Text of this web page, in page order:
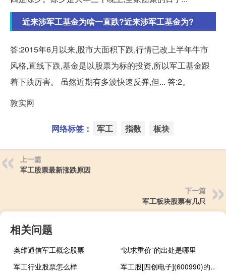
近来涉军工基金为啥一直跌?近来涉军工基金为?
答:2015年6月以来,股市大面积下跌,行情已改上半年牛市
风格,直线下跌,基金是以股票为标的投资,所以军工基金跟
着下跌厉害。 虽然近期有多波快速反弹,但... 答:2。
敦实网
网络标签： 军工 指数 板块
上一篇
军工股票最新涨跌原因
下一篇
军工板块股票有几只
相关问题
奥维通信军工概念股票
“以求重价”的出处是哪里
军工行业股票怎么样
军工股[四创电子](600990)的公司详细资料